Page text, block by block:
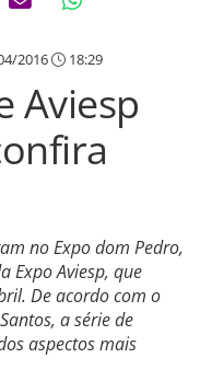
2016 18:29
Aviesp
no Expo dom Pedro,
Expo Aviesp, que
De acordo com o
a série de
aspectos mais